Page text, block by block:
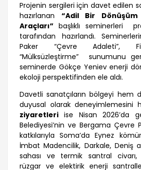
Projenin sergileri için davet edilen
hazırlanan “Adil Bir
Araçları” başlıklı seminerleri
tarafından hazırlandı.
Paker “Çevre Adaleti”,
“Mülksüzleştirme” sunumunu
seminerde Gökçe Yeniev enerji
ekoloji perspektifinden ele aldı.
Davetli sanatçıların bölgeyi hem
duyusal olarak deneyimlemesini
ziyaretleri ise Nisan 2026’da
Belediyesi’nin ve Bergama Çevre
katkılarıyla Soma’da Eynez
İmbat Madencilik, Darkale, Deniş
sahası ve termik santral civarı,
rüzgar ve elektirik enerji